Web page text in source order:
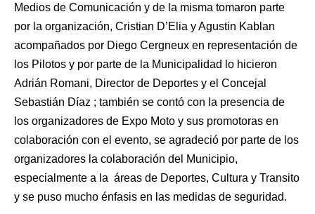
Medios de Comunicación y de la misma tomaron parte
por la organización, Cristian D’Elia y Agustin Kablan
acompañados por Diego Cergneux en representación de
los Pilotos y por parte de la Municipalidad lo hicieron
Adrián Romani, Director de Deportes y el Concejal
Sebastián Díaz ; también se contó con la presencia de
los organizadores de Expo Moto y sus promotoras en
colaboración con el evento, se agradeció por parte de los
organizadores la colaboración del Municipio,
especialmente a la áreas de Deportes, Cultura y Transito
y se puso mucho énfasis en las medidas de seguridad.